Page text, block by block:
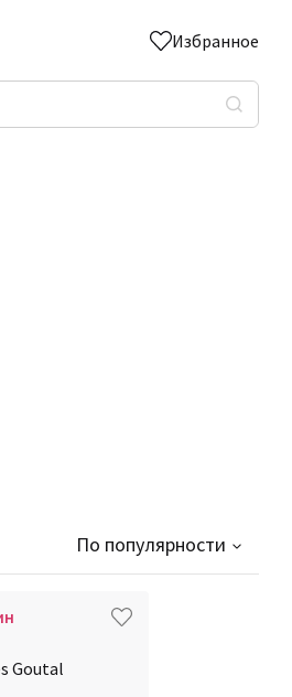
Избранное
По популярности